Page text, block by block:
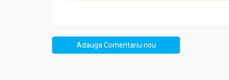
A nu se depăşi doza zilnică recomandată.
A se consuma de preferinţă până la data
Adauga Comentariu nou